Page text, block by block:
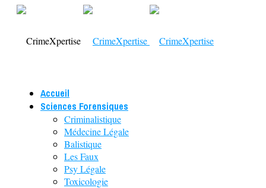
Accueil
Sciences Forensiques
Criminalistique
Médecine Légale
Balistique
Les Faux
Psy Légale
Toxicologie